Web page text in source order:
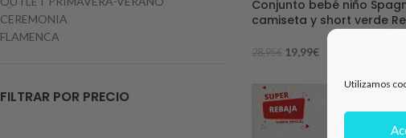
Utilizamos
CEREMONIA
FLAMENCA
FILTRAR POR PRECIO
Conjunto bebé niño
camiseta y short verde Ref
28,95€ 19,99€